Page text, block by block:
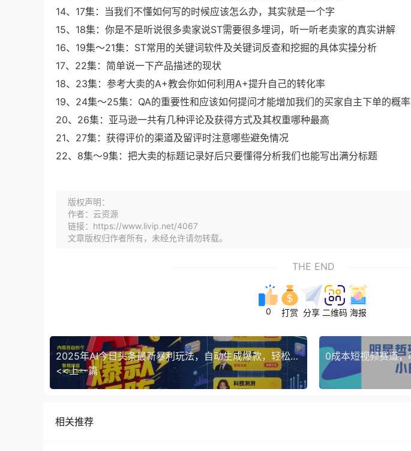
14、17集：当我们不懂如何写的时候应该怎么办，其实就是一个字
15、18集：你是不是听说很多卖家说ST需要很多埋词，听一听老卖家的真实讲解
16、19集～21集：ST常用的关键词软件及关键词反查和挖掘的具体实操分析
17、22集：简单说一下产品描述的现状
18、23集：参考大卖的A+教会你如何利用A+提升自己的转化率
19、24集～25集：QA的重要性和应该如何提问才能增加我们的买家自主下单的概率
20、26集：亚马逊一共有几种评论及获得方式及其权重哪种最高
21、27集：获得评价的渠道及留评时注意哪些避免情况
22、8集～9集：把大卖的标题记录好后只要懂得分析我们也能写出满分标题
版权声明：
作者：云资源
链接：https://www.livip.net/4067
文章版权归作者所有，未经允许请勿转载。
THE END
0 打赏 分享 二维码 海报
2025年AI今日头条最新暴利玩法，自动生成爆款，轻松实现矩阵日入多张
<<上一篇
相关推荐